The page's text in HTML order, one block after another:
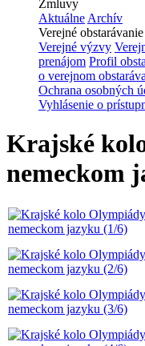
Zmluvy
Aktuálne Archív
Verejné obstarávanie
Verejné výzvy
prenájom Profil
o verejnom
Ochrana osobných
Vyhlásenie o
Krajské
nemeckom